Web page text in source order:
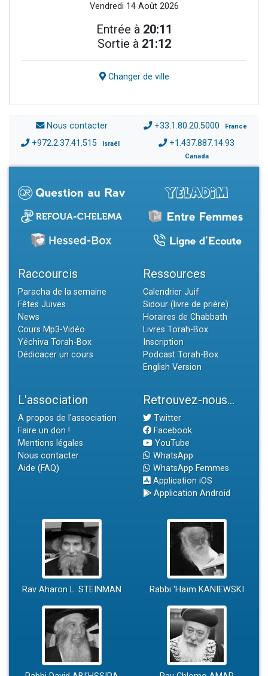
Vendredi 14 Août 2026
Entrée à 20:11
Sortie à 21:12
Changer de ville
Nous contacter +33.1.80.20.5000 France
+972.2.37.41.515 Israël +1.437.887.14.93
Canada
Raccourcis
Paracha de la semaine
Fêtes Juives
News
Cours Mp3-Vidéo
Yéchiva Torah-Box
Dédicacer un cours
Ressources
Calendrier Juif
Sidour (livre de prière)
Horaires de Chabbath
Livres Torah-Box
Inscription
Podcast Torah-Box
English Version
L'association
A propos de l'association
Faire un don !
Mentions légales
Nous contacter
Aide (FAQ)
Retrouvez-nous...
Twitter
Facebook
YouTube
WhatsApp
WhatsApp Femmes
Application iOS
Application Android
Rav Aharon L. STEINMAN Rabbi 'Haïm KANIEWSKI